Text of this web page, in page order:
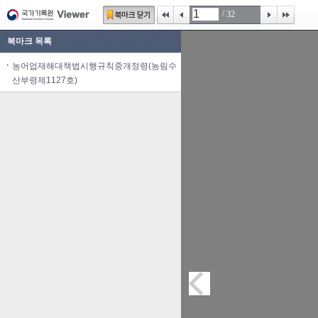
/ 32
북마크 목록
농어업재해대책법시행규칙중개정령(농림수
산부령제1127호)